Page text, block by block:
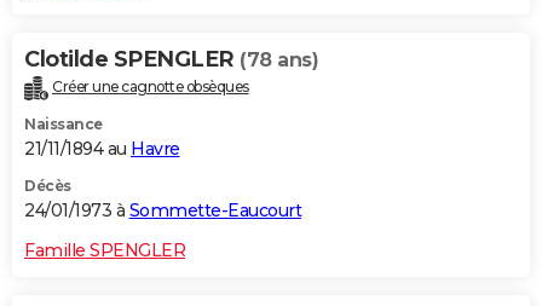
Clotilde SPENGLER (78 ans)
Créer une cagnotte obsèques
Naissance
21/11/1894 au Havre
Décès
24/01/1973 à Sommette-Eaucourt
Famille SPENGLER